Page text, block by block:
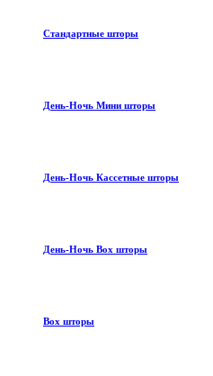
Стандартные шторы
День-Ночь Мини шторы
День-Ночь Кассетные шторы
День-Ночь Box шторы
Box шторы